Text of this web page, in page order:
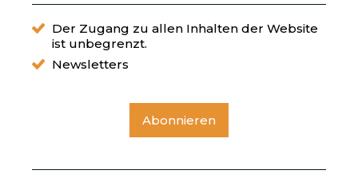
Der Zugang zu allen Inhalten der Website
ist unbegrenzt.
Newsletters
Abonnieren